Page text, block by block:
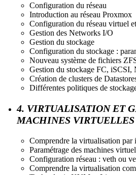
Configuration du réseau
Introduction au réseau Proxmox
Configuration du réseau virtuel
Gestion des Networks I/O
Gestion du stockage
Configuration du stockage :
Nouveau système de fichiers
Gestion du stockage FC, iSCSI,
Création de clusters de
Différentes politiques de
4. VIRTUALISATION ET
MACHINES VIRTUELLES
Comprendre la virtualisation par
Paramétrage des machines
Configuration réseau : veth ou
Comprendre la virtualisation